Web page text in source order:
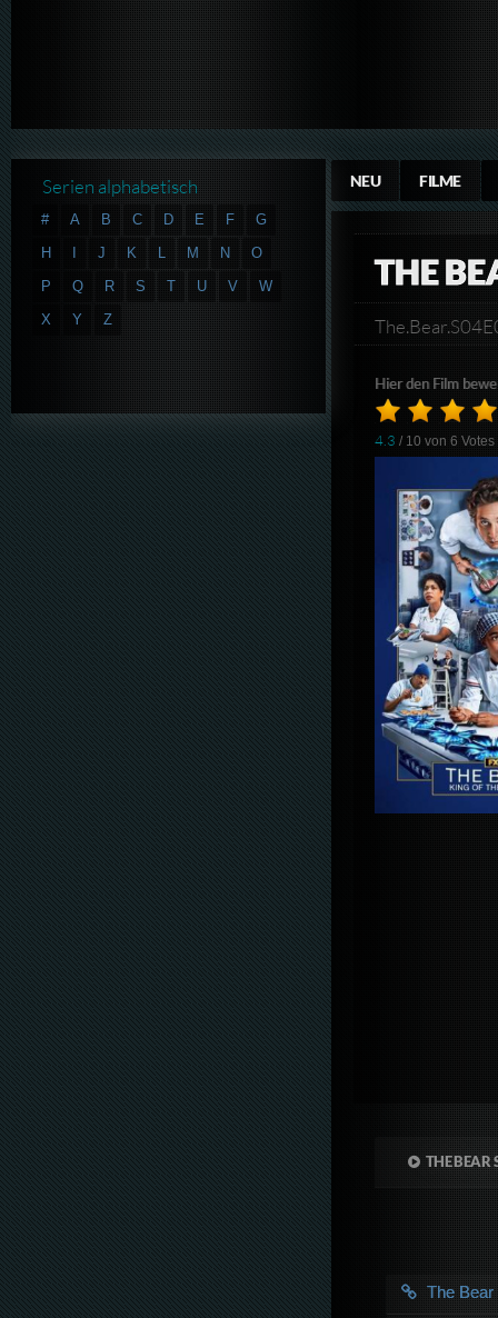
NEU FILME
THE
Hier den Film
4.3 / 10 von6 Votes
THE BEAR
The
Serien alphabetisch
# A B C D E F
G
H
I J K L M N
O
P
Q R S T U V
W
X
Y Z